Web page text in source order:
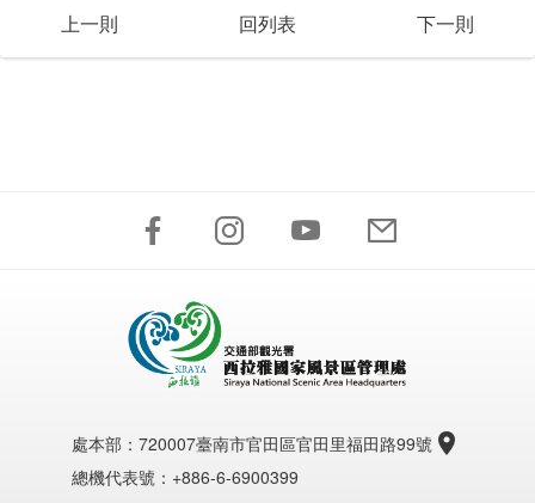
上一則 回列表 下一則
處本部： 720007臺南市官田區官田里福田路99號
總機代表號：+886-6-6900399